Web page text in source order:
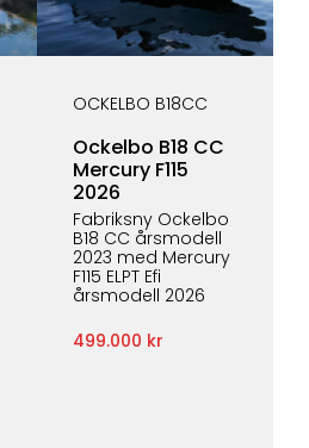
OCKELBO B18CC
Ockelbo B18 CC
Mercury F115
2026
Fabriksny Ockelbo
B18 CC årsmodell
2023 med Mercury
F115 ELPT Efi
årsmodell 2026
499.000 kr